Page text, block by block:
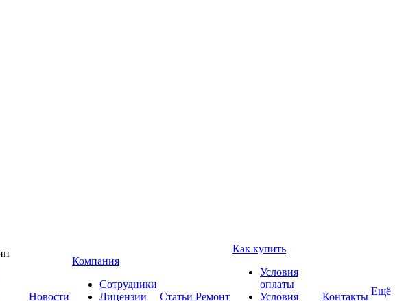
Новости
Компания
Сотрудники
Лицензии
Статьи Ремонт
Как купить
Условия
оплаты
Условия
Контакты Ещё